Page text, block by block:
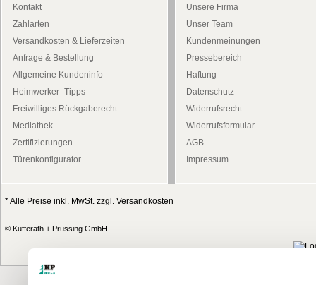
Kontakt
Zahlarten
Versandkosten & Lieferzeiten
Anfrage & Bestellung
Allgemeine Kundeninfo
Heimwerker -Tipps-
Freiwilliges Rückgaberecht
Mediathek
Zertifizierungen
Türenkonfigurator
Unsere Firma
Unser Team
Kundenmeinungen
Pressebereich
Haftung
Datenschutz
Widerrufsrecht
Widerrufsformular
AGB
Impressum
* Alle Preise inkl. MwSt. zzgl. Versandkosten
© Kufferath + Prüssing GmbH